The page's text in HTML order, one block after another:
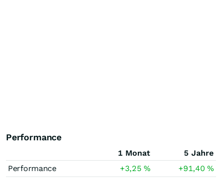
Performance
1 Monat
5 Jahre
Performance
+3,25% +91,40%